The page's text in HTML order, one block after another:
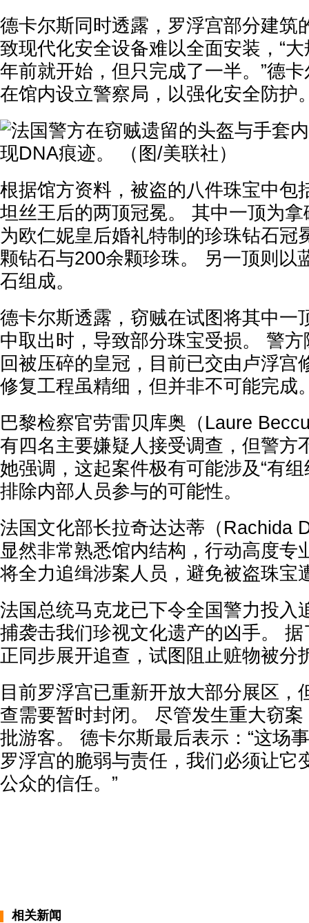
德卡尔斯同时透露，罗浮宫部分建筑
致现代化安全设备难以全面安装，“
年前就开始，但只完成了一半。”德
在馆内设立警察局，以强化安全防护
根据馆方资料，被盗的八件珠宝中包
坦丝王后的两顶冠冕。 其中一顶为
为欧仁妮皇后婚礼特制的珍珠钻石冠
颗钻石与200余颗珍珠。 另一顶则以
石组成。
德卡尔斯透露，窃贼在试图将其中一
中取出时，导致部分珠宝受损。 警
回被压碎的皇冠，目前已交由卢浮宫
修复工程虽精细，但并非不可能完成
巴黎检察官劳雷贝库奥（Laure
有四名主要嫌疑人接受调查，但警方
她强调，这起案件极有可能涉及“有
排除内部人员参与的可能性。
法国文化部长拉奇达达蒂（Rachida
显然非常熟悉馆内结构，行动高度专
将全力追缉涉案人员，避免被盗珠宝
法国总统马克龙已下令全国警力投入
捕袭击我们珍视文化遗产的凶手。
正同步展开追查，试图阻止赃物被分
目前罗浮宫已重新开放大部分展区，
查需要暂时封闭。 尽管发生重大窃
批游客。 德卡尔斯最后表示：“这场
罗浮宫的脆弱与责任，我们必须让它
公众的信任。”
相关新闻